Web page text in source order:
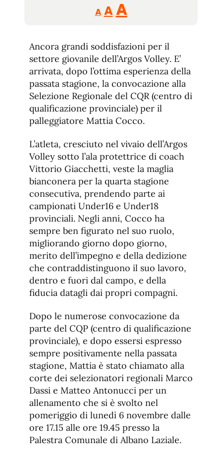
A
Reducir
tamaño
A Restablecer
de
fuente
AAumentar
de
fuente.
Ancora grandi soddisfazioni per il
settore giovanile dell’Argos Volley. E’
arrivata, dopo l’ottima esperienza della
passata stagione, la convocazione alla
Selezione Regionale del CQR (centro di
qualificazione provinciale) per il
palleggiatore Mattia Cocco.
L’atleta, cresciuto nel vivaio dell’Argos
Volley sotto l’ala protettrice di coach
Vittorio Giacchetti, veste la maglia
bianconera per la quarta stagione
consecutiva, prendendo parte ai
campionati Under16 e Under18
provinciali. Negli anni, Cocco ha
sempre ben figurato nel suo ruolo,
migliorando giorno dopo giorno,
merito dell’impegno e della dedizione
che contraddistinguono il suo lavoro,
dentro e fuori dal campo, e della
fiducia datagli dai propri compagni.
Dopo le numerose convocazione da
parte del CQP (centro di qualificazione
provinciale), e dopo essersi espresso
sempre positivamente nella passata
stagione, Mattia è stato chiamato alla
corte dei selezionatori regionali Marco
Dassi e Matteo Antonucci per un
allenamento che si è svolto nel
pomeriggio di lunedì 6 novembre dalle
ore 17.15 alle ore 19.45 presso la
Palestra Comunale di Albano Laziale.